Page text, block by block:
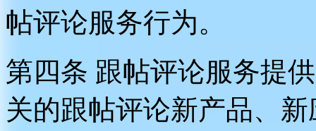
帖评论服务行为。
第四条 跟帖评论服务提
关的跟帖评论新产品、